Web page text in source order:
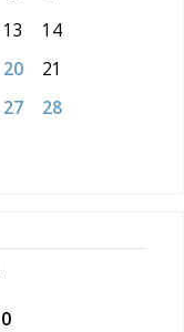
13
14
20
21
27
28
0